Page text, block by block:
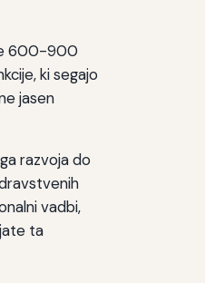
600-900
ki segajo
jasen
razvoja do
vadbi,
ta